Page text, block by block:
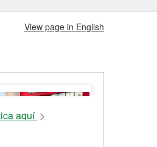
View page in English
aquí